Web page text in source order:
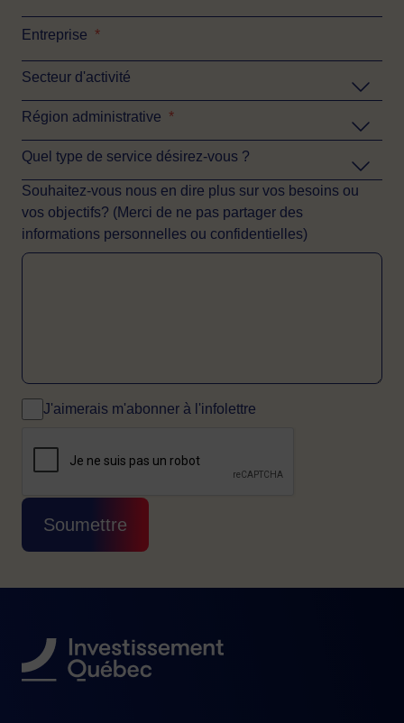
Entreprise *
Secteur d'activité
Région administrative *
Quel type de service désirez-vous ?
Souhaitez-vous nous en dire plus sur vos besoins ou
vos objectifs? (Merci de ne pas partager des
informations personnelles ou confidentielles)
J'aimerais m'abonner à l'infolettre
Cette question sert à vérifier si vous êtes
Soumettre